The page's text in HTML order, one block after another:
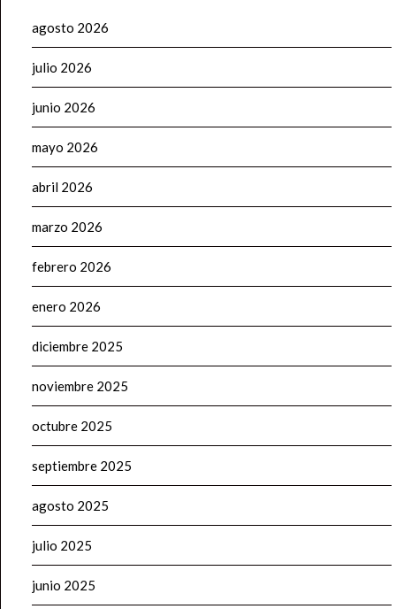
agosto 2026
julio 2026
junio 2026
mayo 2026
abril 2026
marzo 2026
febrero 2026
enero 2026
diciembre 2025
noviembre 2025
octubre 2025
septiembre 2025
agosto 2025
julio 2025
junio 2025